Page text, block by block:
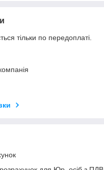
тільки по передоплаті.